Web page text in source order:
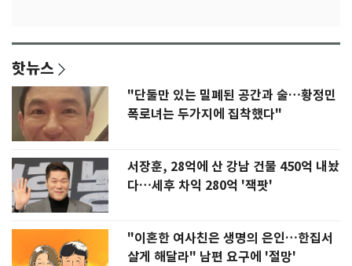
핫뉴스
"단둘만 있는 밀폐된 공간과 술…황정민
폭로녀는 두가지에 집착했다"
서장훈, 28억에 산 강남 건물 450억 내놨
다…세후 차익 280억 '잭팟'
"이혼한 여사친은 생명의 은인…한집서
살게 해달라" 남편 요구에 '절망'